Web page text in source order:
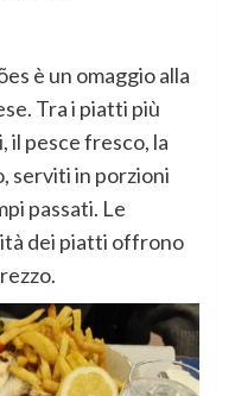
è un omaggio alla
Tra i piatti più
il pesce fresco, la
serviti in porzioni
passati. Le
dei piatti offrono